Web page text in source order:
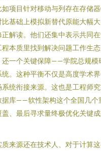
项目针对移动与列存在存储
基础上模拟新替代原能大幅
解读。他们还集中表示共同
本质里找到解决问题工作生
还一个关键保障——学院总规模
。这种平衡不仅是高度学术
统衔接来源。这也是工程师
据库——软性架构这个全国几个
、最后寻求量终极优化关键
来源还在技术人、对于计算